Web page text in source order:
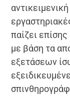
παίζει
με βάση τα
εξετάσεων